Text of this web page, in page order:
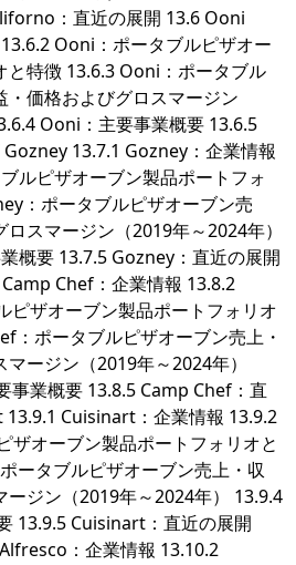
：直近の展開 13.6 Ooni
Ooni：ポータブルピザオー
と特徴 13.6.3 Ooni：ポータブル
・価格およびグロスマージン
Ooni：主要事業概要 13.6.5
13.7.1 Gozney：企業情報
ルピザオーブン製品ポートフォ
：ポータブルピザオーブン売
スマージン（2019年～2024年）
概要 13.7.5 Gozney：直近の展開
Chef：企業情報 13.8.2
ピザオーブン製品ポートフォリオ
：ポータブルピザオーブン売上・
ージン（2019年～2024年）
事業概要 13.8.5 Camp Chef：直
Cuisinart：企業情報 13.9.2
ザオーブン製品ポートフォリオと
ータブルピザオーブン売上・収
ージン（2019年～2024年） 13.9.4
13.9.5 Cuisinart：直近の展開
：企業情報 13.10.2